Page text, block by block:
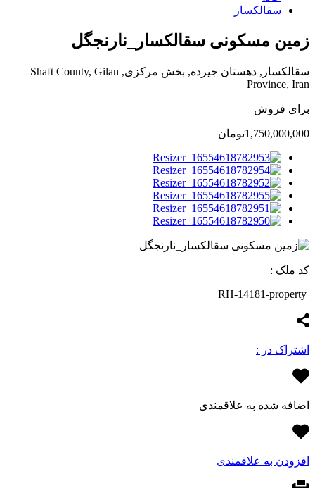
سقالکسار
زمین مسکونی سقالکسار_نارنجگل
سقالکسار, دهستان جیرده, بخش مرکزی, Shaft County, Gilan
Province, Iran
برای فروش
1,750,000,000تومان
کد ملک :
اشتراک در :
اضافه شده به علاقمندی
افزودن به علاقمندی